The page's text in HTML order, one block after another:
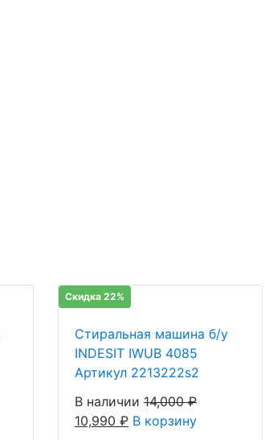
Скидка 22%
Стиральная машина б/у
INDESIT IWUB 4085
Артикул 2213222s2
В наличии 14,000₽
10,990 ₽ В корзину